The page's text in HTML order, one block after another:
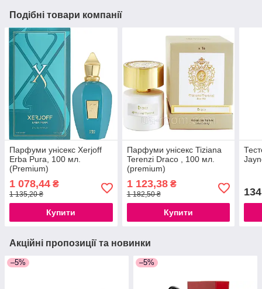
Подібні товари компанії
Парфуми унісекс Xerjoff
Erba Pura, 100 мл.
(Premium)
1 078,44 ₴
1 135,20 ₴
Купити
Парфуми унісекс Tiziana
Terenzi Draco , 100 мл.
(premium)
1 123,38₴
1 182,50 ₴
Купити
Акційні пропозиції та новинки
–5% –5%